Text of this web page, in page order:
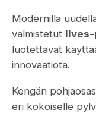
Modernilla
valmistetut
luotettavat
innovaatiota.
Kengän
eri kokoiselle